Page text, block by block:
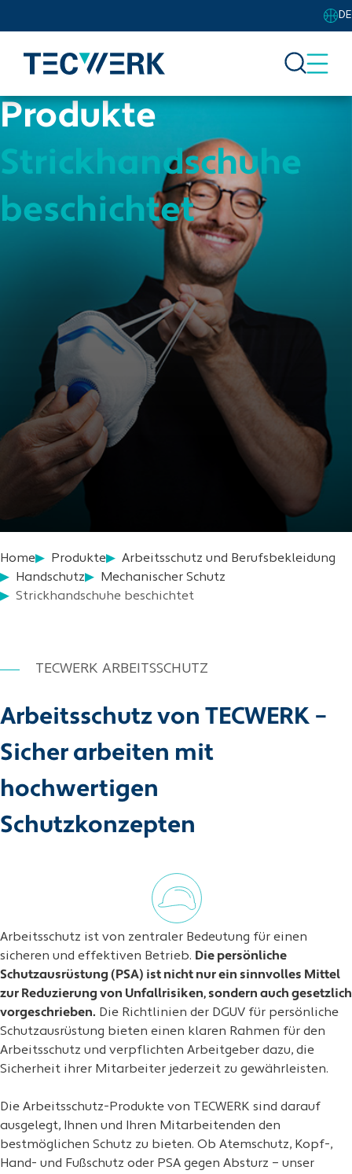
DE
Produkte
Strickhandschuhe
beschichtet
Home Produkte
Arbeitsschutz und Berufsbekleidung
Handschutz
Mechanischer Schutz
Strickhandschuhe beschichtet
Arbeitsschutz von TECWERK –
Sicher arbeiten mit
hochwertigen
Schutzkonzepten
TECWERK ARBEITSSCHUTZ
Arbeitsschutz ist von zentraler Bedeutung für einen
sicheren und effektiven Betrieb. Die persönliche
Schutzausrüstung (PSA) ist nicht nur ein sinnvolles Mittel
zur Reduzierung von Unfallrisiken, sondern auch gesetzlich
vorgeschrieben. Die Richtlinien der DGUV für persönliche
Schutzausrüstung bieten einen klaren Rahmen für den
Arbeitsschutz und verpflichten Arbeitgeber dazu, die
Sicherheit ihrer Mitarbeiter jederzeit zu gewährleisten.
Die Arbeitsschutz-Produkte von TECWERK sind darauf
ausgelegt, Ihnen und Ihren Mitarbeitenden den
bestmöglichen Schutz zu bieten. Ob Atemschutz, Kopf-,
Hand- und Fußschutz oder PSA gegen Absturz – unser